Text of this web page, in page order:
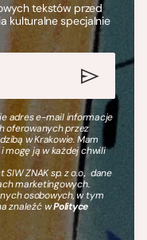
tekstów przed
kulturalne specjalnie
adres e-mail informacje
oferowanych przez
w Krakowie. Mam
mogę ją w każdej chwili
ZNAK sp. z o.o., dane
marketingowych.
osobowych, w tym
znaleźć wPolityce